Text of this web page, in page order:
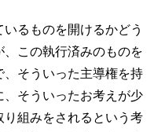
るものを開けるかどう
この執行済みのものを
そういった主導権を持
そういったお考えが少
り組みをされるという考